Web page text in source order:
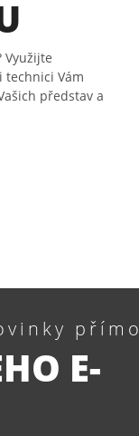
Využijte
technici Vám
představ a
přímo
E-